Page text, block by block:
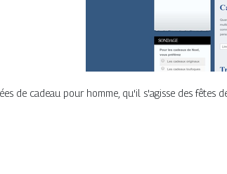
de cadeau pour homme, qu'il s'agisse des fêtes